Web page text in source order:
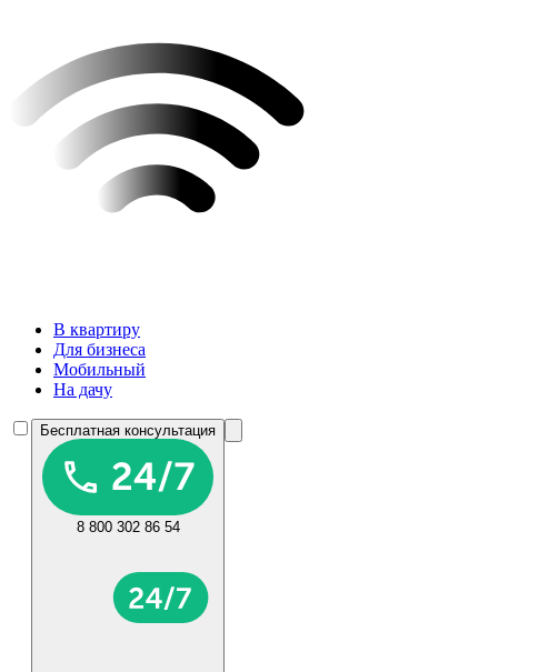
В квартиру
Для бизнеса
Мобильный
На дачу
Бесплатная консультация
8 800 302 86 54